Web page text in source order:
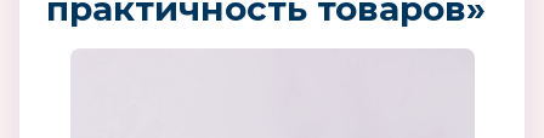
практичность товаров»